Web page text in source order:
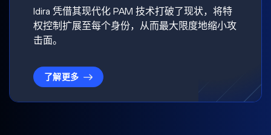
Idira 凭借其现代化 PAM 技术打破了现状，将特
权控制扩展至每个身份，从而最大限度地缩小攻
击面。
了解更多